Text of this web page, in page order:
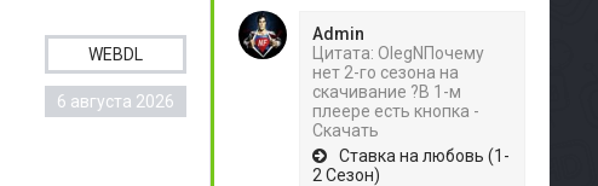
WEBDL
6 августа 2026
Admin
Цитата: OlegNПочему
нет 2-го сезона на
скачивание ?В 1-м
плеере есть кнопка -
Скачать
Ставка на любовь (1-
2 Сезон)